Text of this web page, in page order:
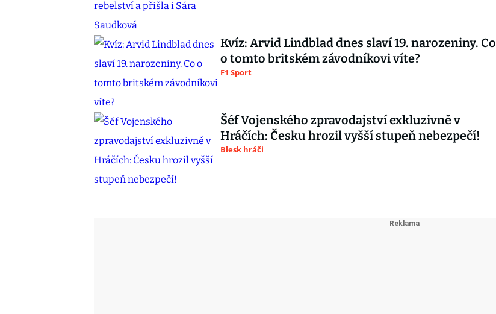
Kvíz: Arvid Lindblad dnes slaví 19. narozeniny. Co
o tomto britském závodníkovi víte?
F1 Sport
Šéf Vojenského zpravodajství exkluzivně v
Hráčích: Česku hrozil vyšší stupeň nebezpečí!
Blesk hráči